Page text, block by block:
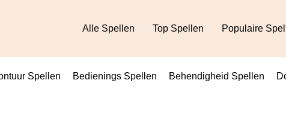
Alle Spellen Top Spellen Populaire
Spellen Bedienings Spellen Behendigheid Spellen